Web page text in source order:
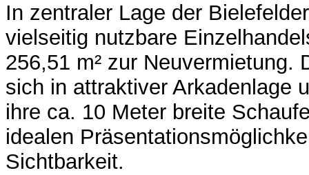
In zentraler Lage der
vielseitig nutzbare
256,51 m² zur Neuvermietung.
sich in attraktiver Arkadenlage
ihre ca. 10 Meter breite
idealen
Sichtbarkeit.